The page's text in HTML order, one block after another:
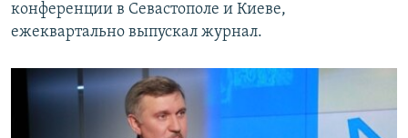
конференции в Севастополе и Киеве,
ежеквартально выпускал журнал.